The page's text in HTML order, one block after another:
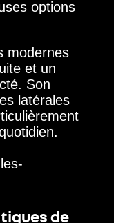
options
modernes
et un
Son
latérales
de